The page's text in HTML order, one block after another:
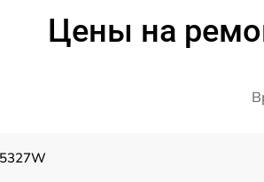
Цены на